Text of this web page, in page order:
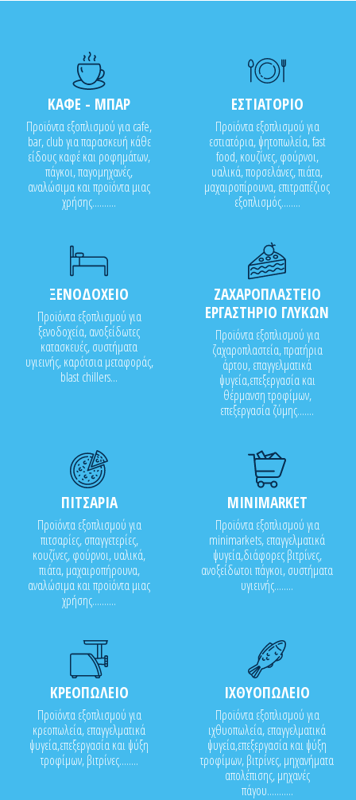
ΚΑΦΕ - ΜΠΑΡ
Προϊόντα εξοπλισμού για cafe,
bar, club για παρασκευή κάθε
είδους καφέ και ροφημάτων,
πάγκοι, παγομηχανές,
αναλώσιμα και προϊόντα μιας
χρήσης..........
ΕΣΤΙΑΤΟΡΙΟ
Προϊόντα εξοπλισμού για
εστιατόρια, ψητοπωλεία, fast
food, κουζίνες, φούρνοι,
υαλικά, πορσελάνες, πιάτα,
μαχαιροπίρουνα, επιτραπέζιος
εξοπλισμός........
ΞΕΝΟΔΟΧΕΙΟ
Προϊόντα εξοπλισμού για
ξενοδοχεία, ανοξείδωτες
κατασκευές, συστήματα
υγιεινής, καρότσια μεταφοράς,
blast chillers...
ΖΑΧΑΡΟΠΛΑΣΤΕΙΟ
ΕΡΓΑΣΤΗΡΙΟ ΓΛΥΚΩΝ
Προϊόντα εξοπλισμού για
ζαχαροπλαστεία, πρατήρια
άρτου, επαγγελματικά
ψυγεία,επεξεργασία και
θέρμανση τροφίμων,
επεξεργασία ζύμης.......
ΠΙΤΣΑΡΙΑ
Προϊόντα εξοπλισμού για
πιτσαρίες, σπαγγετερίες,
κουζίνες, φούρνοι, υαλικά,
πιάτα, μαχαιροπήρουνα,
αναλώσιμα και προϊόντα μιας
χρήσης..........
MINIMARKET
Προϊόντα εξοπλισμού για
minimarkets, επαγγελματικά
ψυγεία,διάφορες βιτρίνες,
ανοξείδωτοι πάγκοι, συστήματα
υγιεινής........
ΚΡΕΟΠΩΛΕΙΟ
Προϊόντα εξοπλισμού για
κρεοπωλεία, επαγγελματικά
ψυγεία,επεξεργασία και ψύξη
τροφίμων, βιτρίνες........
ΙΧΘΥΟΠΩΛΕΙΟ
Προϊόντα εξοπλισμού για
ιχθυοπωλεία, επαγγελματικά
ψυγεία,επεξεργασία και ψύξη
τροφίμων, βιτρίνες, μηχανήματα
απολέπισης, μηχανές
πάγου...........